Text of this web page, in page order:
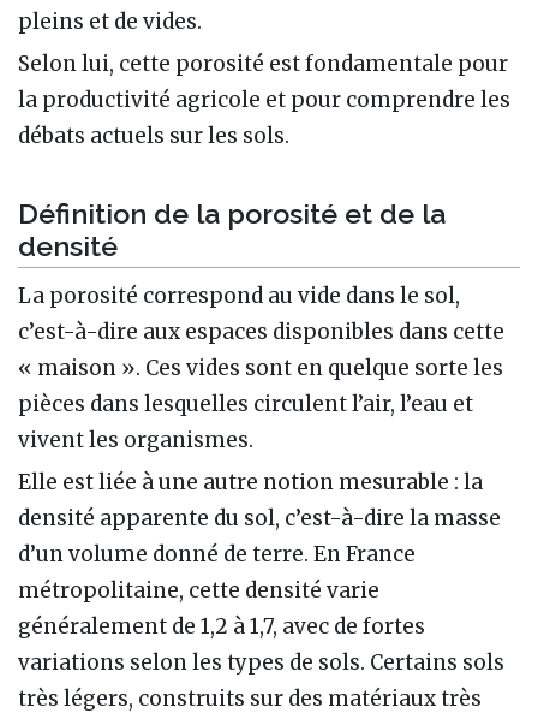
pleins et de vides.
Selon lui, cette porosité est fondamentale pour
la productivité agricole et pour comprendre les
débats actuels sur les sols.
Définition de la porosité et de la
densité
La porosité correspond au vide dans le sol,
c’est-à-dire aux espaces disponibles dans cette
« maison ». Ces vides sont en quelque sorte les
pièces dans lesquelles circulent l’air, l’eau et
vivent les organismes.
Elle est liée à une autre notion mesurable : la
densité apparente du sol, c’est-à-dire la masse
d’un volume donné de terre. En France
métropolitaine, cette densité varie
généralement de 1,2 à 1,7, avec de fortes
variations selon les types de sols. Certains sols
très légers, construits sur des matériaux très